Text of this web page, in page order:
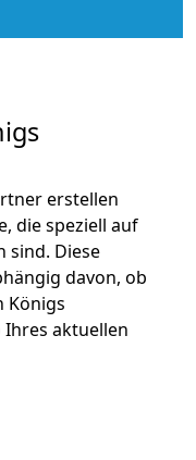
erstellen
die speziell auf
sind. Diese
davon, ob
Königs
aktuellen